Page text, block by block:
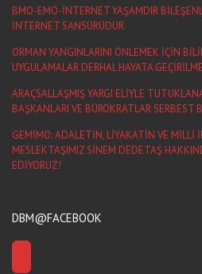
BMO-EMO-İNTERNET YAŞAMDIR
İNTERNET SANSÜRÜDÜR
ORMAN YANGINLARINI ÖNLEMEK İÇİN
UYGULAMALAR DERHAL HAYATA
ARAÇSALLAŞMIŞ YARGI ELİYLE
BAŞKANLARI VE BÜROKRATLAR SERBEST
GEMİMO: ADALETİN, LİYAKATİN VE MİLLİ
MESLEKTAŞIMIZ SİNEM DEDETAŞ
EDİYORUZ!
DBM@FACEBOOK